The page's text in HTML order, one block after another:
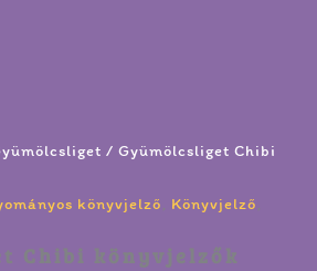
/ Gyümölcsliget Chibi
könyvjelző, Könyvjelző,
Chibi könyvjelzők